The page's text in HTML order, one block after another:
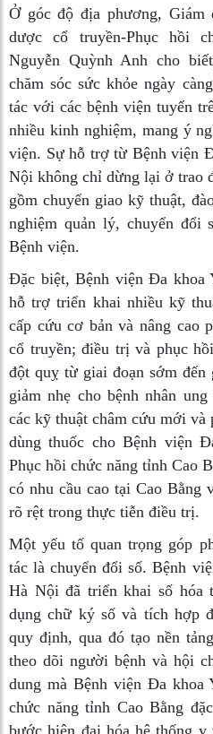
Ở góc độ địa phương,
dược cổ truyền-Phục hồi
Nguyễn Quỳnh Anh cho
chăm sóc sức khỏe ngày
tác với các bệnh viện tuyến
nhiều kinh nghiệm, mang ý
viện. Sự hỗ trợ từ Bệnh viện
Nội không chỉ dừng lại ở trao
gồm chuyển giao kỹ thuật,
nghiệm quản lý, chuyển đổi
Bệnh viện.
Đặc biệt, Bệnh viện Đa khoa
hỗ trợ triển khai nhiều kỹ
cấp cứu cơ bản và nâng cao
cổ truyền; điều trị và phục
đột quỵ từ giai đoạn sớm
giảm nhẹ cho bệnh nhân
các kỹ thuật châm cứu mới
dùng thuốc cho Bệnh viện
Phục hồi chức năng tỉnh Cao
có nhu cầu cao tại Cao Bằng
rõ rệt trong thực tiễn điều trị.
Một yếu tố quan trọng góp
tác là chuyển đổi số. Bệnh
Hà Nội đã triển khai số hóa
dụng chữ ký số và tích hợp
quy định, qua đó tạo nền
theo dõi người bệnh và hội
dung mà Bệnh viện Đa khoa
chức năng tỉnh Cao Bằng
bước hiện đại hóa hệ thống y